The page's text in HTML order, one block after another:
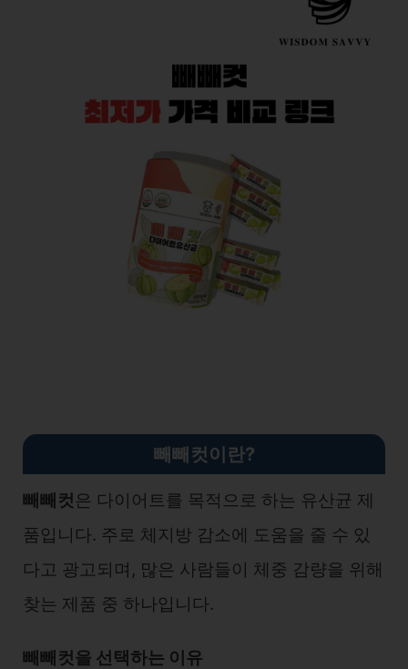
빼빼컷이란?
빼빼컷은 다이어트를 목적으로 하는 유산균 제
품입니다. 주로 체지방 감소에 도움을 줄 수 있
다고 광고되며, 많은 사람들이 체중 감량을 위해
찾는 제품 중 하나입니다.
빼빼컷을 선택하는 이유